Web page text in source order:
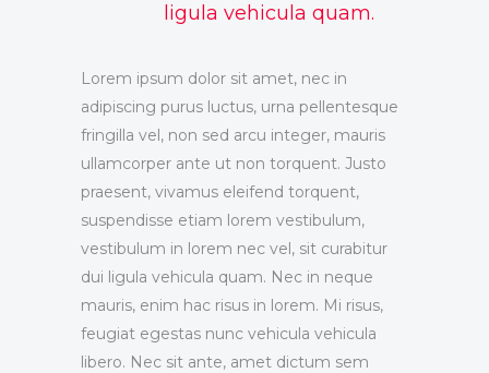
ligula vehicula quam.
Lorem ipsum dolor sit amet, nec in
adipiscing purus luctus, urna pellentesque
fringilla vel, non sed arcu integer, mauris
ullamcorper ante ut non torquent. Justo
praesent, vivamus eleifend torquent,
suspendisse etiam lorem vestibulum,
vestibulum in lorem nec vel, sit curabitur
dui ligula vehicula quam. Nec in neque
mauris, enim hac risus in lorem. Mi risus,
feugiat egestas nunc vehicula vehicula
libero. Nec sit ante, amet dictum sem